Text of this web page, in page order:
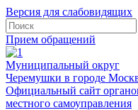
Версия для слабовидящих
Прием обращений
Муниципальный округ
Черемушки в городе
Официальный сайт
местного самоуправления